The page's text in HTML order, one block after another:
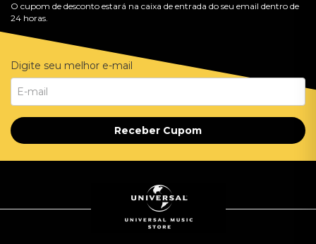
O cupom de desconto estará na caixa de entrada do seu email dentro de
24 horas.
Digite seu melhor e-mail
Receber Cupom